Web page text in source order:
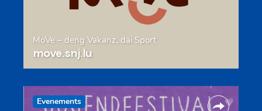
MoVe – deng Vakanz, däi Sport
move.snj.lu
Evenements